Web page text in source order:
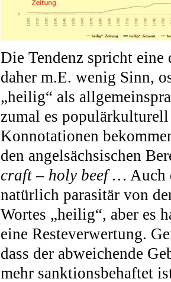
Die Tendenz spricht eine
daher m.E. wenig Sinn,
„heilig“ als
zumal es populärkulturell
Konnotationen
den angelsächsischen
craft – holy beef … Auch
natürlich parasitär von
Wortes „heilig“, aber es
eine Resteverwertung.
dass der abweichende
mehr sanktionsbehaftet